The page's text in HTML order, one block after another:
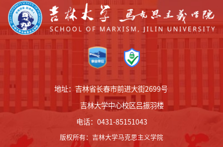
地址：吉林省长春市前进大街2699号
吉林大学中心校区吕振羽楼
电话：0431-85151043
版权所有： 吉林大学马克思主义学院